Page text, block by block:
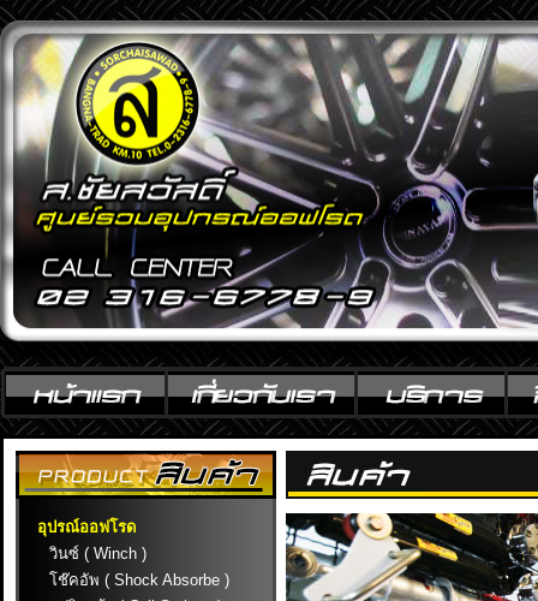
อุปรณ์ออฟโรด
วินซ์ ( Winch )
โช๊คอัพ ( Shock Absorbe )